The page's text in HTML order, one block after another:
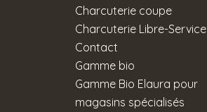
Charcuterie coupe
Charcuterie Libre-Service
Contact
Gamme bio
Gamme Bio Elaura pour
magasins spécialisés